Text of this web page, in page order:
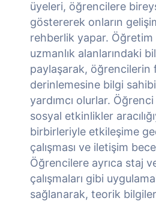
üyeleri, öğrencilere
göstererek onların
rehberlik yapar. Öğretim
uzmanlık alanlarındaki
paylaşarak, öğrencilerin
derinlemesine bilgi
yardımcı olurlar.
sosyal etkinlikler
birbirleriyle etkileşime
çalışması ve iletişim
Öğrencilere ayrıca staj
çalışmaları gibi
sağlanarak, teorik